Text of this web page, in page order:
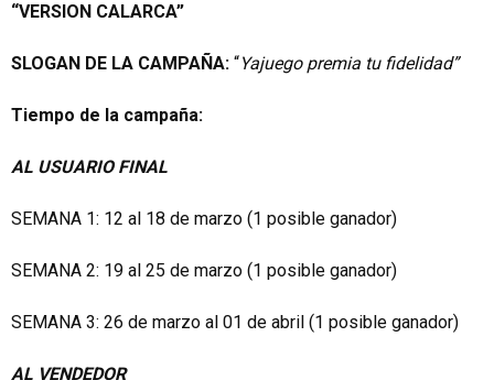
“VERSION CALARCA”
SLOGAN DE LA CAMPAÑA: “Yajuego premia tu fidelidad”
Tiempo de la campaña:
AL USUARIO FINAL
SEMANA 1: 12 al 18 de marzo (1 posible ganador)
SEMANA 2: 19 al 25 de marzo (1 posible ganador)
SEMANA 3: 26 de marzo al 01 de abril (1 posible ganador)
AL VENDEDOR